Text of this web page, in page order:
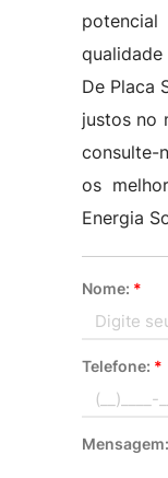
De Placa
justos no
os
Energia
Nome: *
Telefone: *
Mensagem: